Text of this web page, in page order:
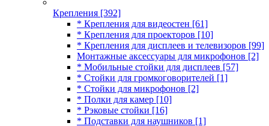
Крепления [392]
* Крепления для видеостен [61]
* Крепления для проекторов [10]
* Крепления для дисплеев и телевизоров [99]
Монтажные аксессуары для микрофонов [2]
* Мобильные стойки для дисплеев [57]
* Стойки для громкоговорителей [1]
* Стойки для микрофонов [2]
* Полки для камер [10]
* Рэковые стойки [16]
* Подставки для наушников [1]